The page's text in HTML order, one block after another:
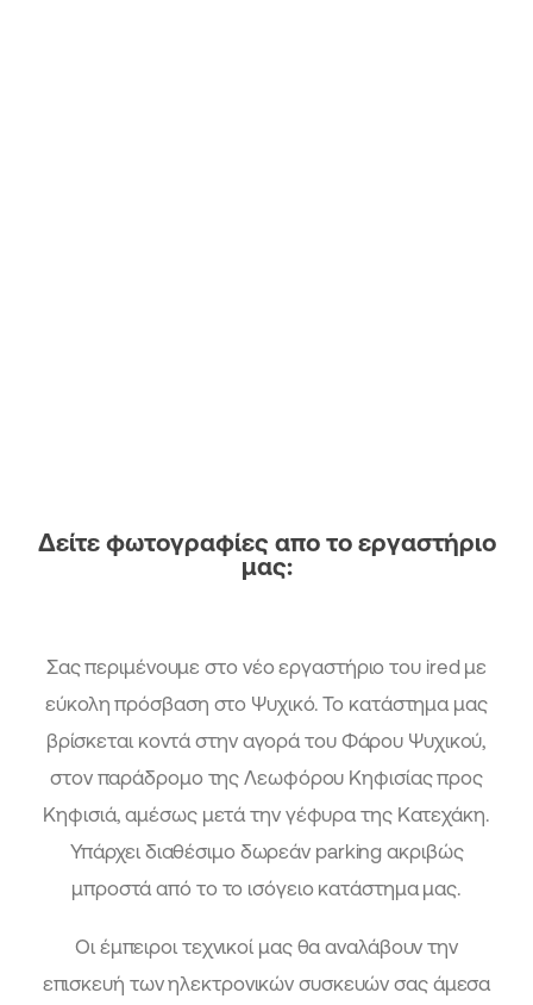
Δείτε φωτογραφίες απο το εργαστήριο
μας:
Σας περιμένουμε στο νέο εργαστήριο του ired με
εύκολη πρόσβαση στο Ψυχικό. Το κατάστημα μας
βρίσκεται κοντά στην αγορά του Φάρου Ψυχικού,
στον παράδρομο της Λεωφόρου Κηφισίας προς
Κηφισιά, αμέσως μετά την γέφυρα της Κατεχάκη.
Υπάρχει διαθέσιμο δωρεάν parking ακριβώς
μπροστά από το το ισόγειο κατάστημα μας.
Οι έμπειροι τεχνικοί μας θα αναλάβουν την
επισκευή των ηλεκτρονικών συσκευών σας άμεσα